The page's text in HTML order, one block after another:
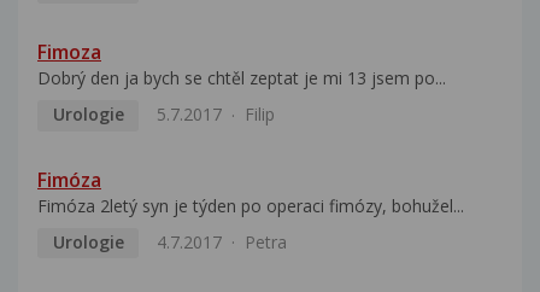
Fimoza
Dobrý den ja bych se chtěl zeptat je mi 13 jsem po...
Urologie
5.7.2017 Filip
Fimóza
Fimóza 2letý syn je týden po operaci fimózy, bohužel...
Urologie
4.7.2017 Petra